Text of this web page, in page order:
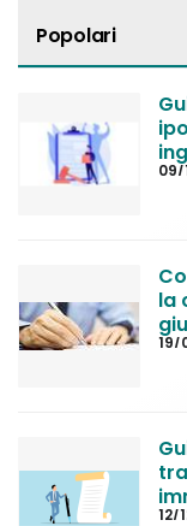
Popolari
09/
la
19/
12/